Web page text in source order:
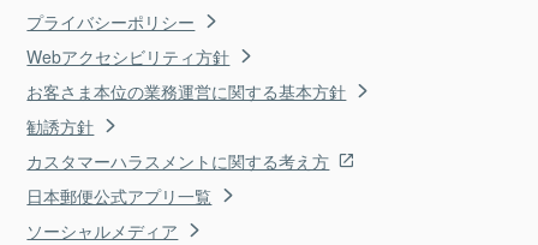
プライバシーポリシー
Webアクセシビリティ方針
お客さま本位の業務運営に関する基本方針
勧誘方針
カスタマーハラスメントに関する考え方
日本郵便公式アプリ一覧
ソーシャルメディア